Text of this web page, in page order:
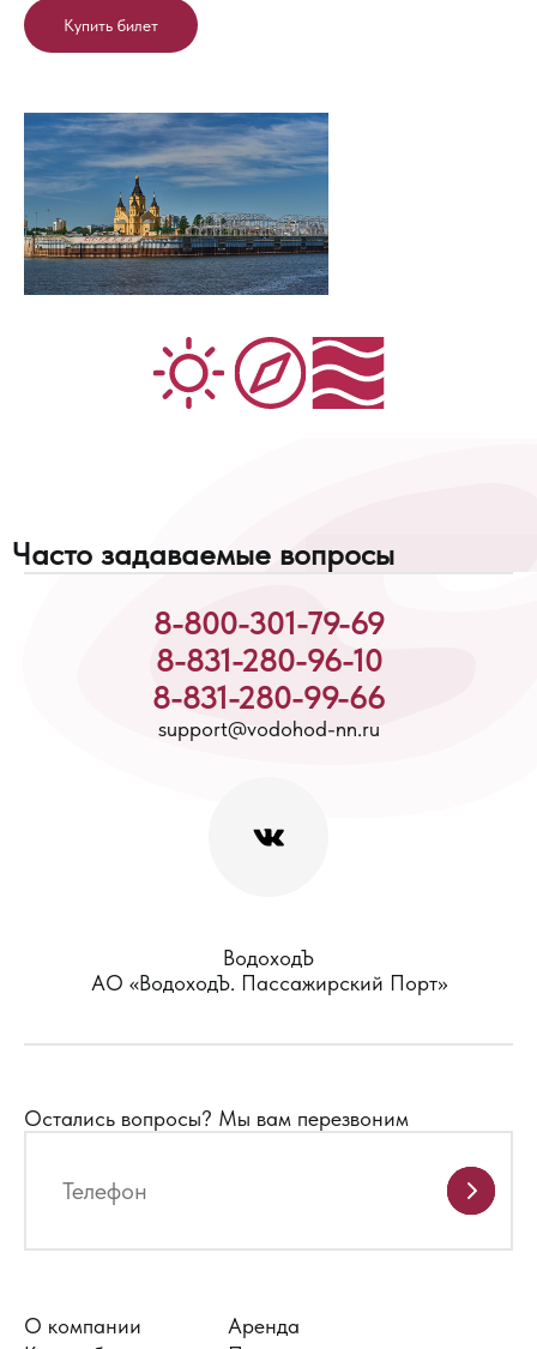
Купить билет
Часто задаваемые вопросы
8-800-301-79-69
8-831-280-96-10
8-831-280-99-66
support@vodohod-nn.ru
ВодоходЪ
АО «ВодоходЪ. Пассажирский Порт»
Остались вопросы? Мы вам перезвоним
О компании
Аренда